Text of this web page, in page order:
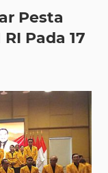
Pesta
Pada 17